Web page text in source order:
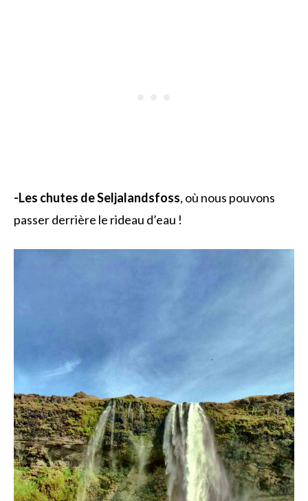
-Les chutes de Seljalandsfoss, où nous pouvons
passer derrière le rideau d’eau !